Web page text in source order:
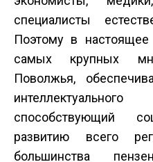
специалисты
Поэтому в
самых крупных
Поволжья,
способствующий
развитию всего
большинства